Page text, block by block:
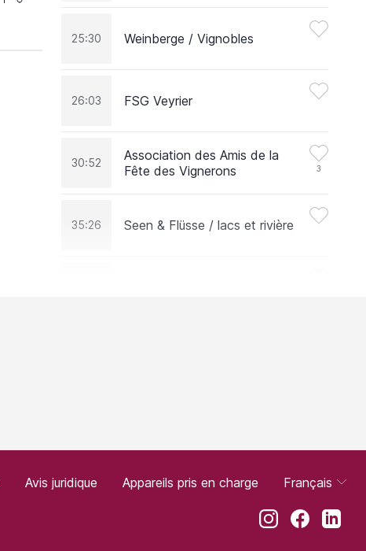
25:30 Weinberge / Vignobles
26:03 FSG Veyrier
30:52
Association des Amis de la
Fête des Vignerons
3
35:26 Seen & Flüsse / lacs et rivière
pâturages
Avis juridique Appareils pris en charge Français